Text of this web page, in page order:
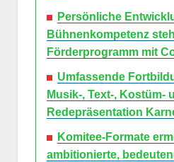
Persönliche
Bühnenkompetenz
Förderprogramm mit
Umfassende
Musik-, Text-, Kostüm-
Redepräsentation
Komitee-Formate
ambitionierte,